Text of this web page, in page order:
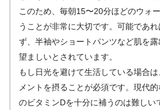
このため、毎朝15〜20分ほどのウォ
うことが非常に大切です。可能であ
ず、半袖やショートパンツなど肌を
望ましいとされています。
もし日光を避けて生活している場合
メントを摂ることが必須です。現代
のビタミンDを十分に補うのは難しい